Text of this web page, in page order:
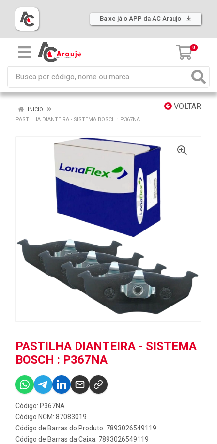
Baixe já o APP da AC Araujo
0
VOLTAR
INÍCIO
PASTILHA DIANTEIRA - SISTEMA BOSCH : P367NA
PASTILHA DIANTEIRA - SISTEMA
BOSCH : P367NA
Código: P367NA
Código NCM: 87083019
Código de Barras do Produto: 7893026549119
Código de Barras da Caixa: 7893026549119